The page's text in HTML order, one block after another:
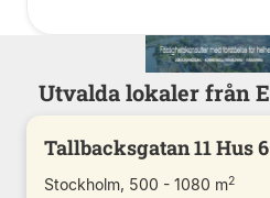
Utvalda lokaler från
Tallbacksgatan 11 Hus 6
Stockholm, 500 - 1080 m2